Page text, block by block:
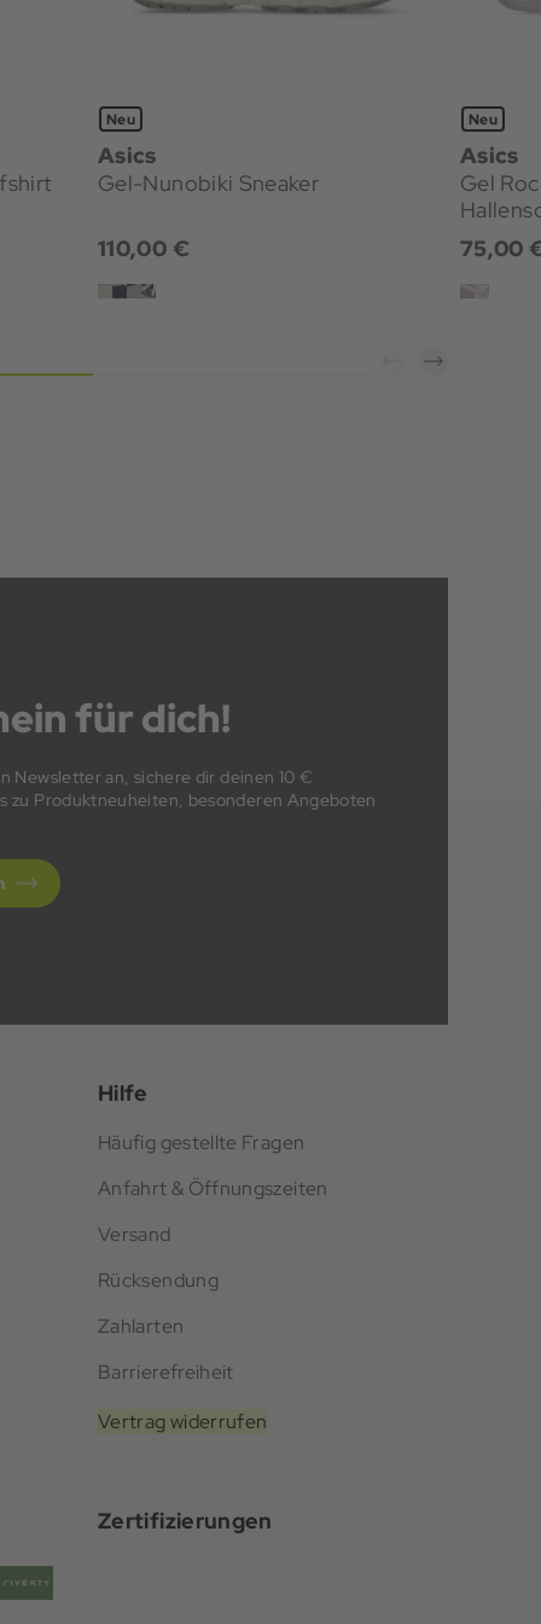
Laufshirt
Neu
Asics
Gel-Nunobiki Sneaker
110,00 €
Neu
Asics
Gel Rocket
75,00
für dich!
Newsletter an, sichere dir deinen 10 €
zu Produktneuheiten, besonderen Angeboten
Hilfe
Häufig gestellte Fragen
Anfahrt & Öffnungszeiten
Versand
Rücksendung
Zahlarten
Barrierefreiheit
Vertrag widerrufen
Zertifizierungen